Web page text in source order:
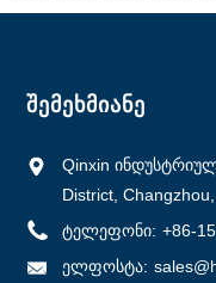
ᲨᲔᲛᲔᲮᲛᲘᲐᲜᲔ
Qinxin
District,
ტელეფონი: +86-
ელფოსტა: